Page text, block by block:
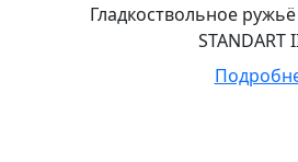
Гладкоствольное ружьё
STANDART